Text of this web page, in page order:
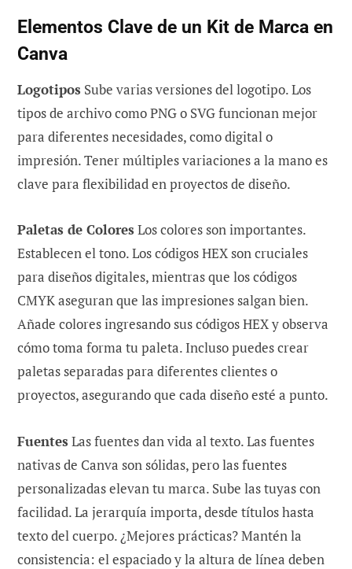
Elementos Clave de un Kit de Marca en
Canva
Logotipos Sube varias versiones del logotipo. Los
tipos de archivo como PNG o SVG funcionan mejor
para diferentes necesidades, como digital o
impresión. Tener múltiples variaciones a la mano es
clave para flexibilidad en proyectos de diseño.
Paletas de Colores Los colores son importantes.
Establecen el tono. Los códigos HEX son cruciales
para diseños digitales, mientras que los códigos
CMYK aseguran que las impresiones salgan bien.
Añade colores ingresando sus códigos HEX y observa
cómo toma forma tu paleta. Incluso puedes crear
paletas separadas para diferentes clientes o
proyectos, asegurando que cada diseño esté a punto.
Fuentes Las fuentes dan vida al texto. Las fuentes
nativas de Canva son sólidas, pero las fuentes
personalizadas elevan tu marca. Sube las tuyas con
facilidad. La jerarquía importa, desde títulos hasta
texto del cuerpo. ¿Mejores prácticas? Mantén la
consistencia: el espaciado y la altura de línea deben